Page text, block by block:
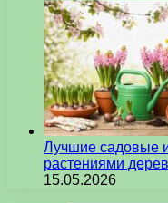
Лучшие садовые
растениями
15.05.2026